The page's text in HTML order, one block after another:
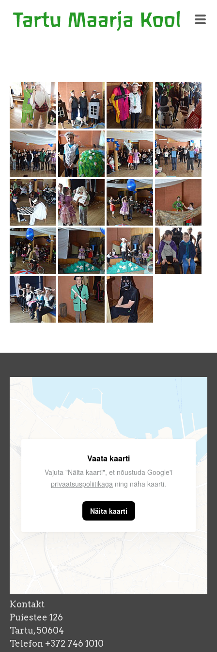
Vaata kaarti
Vajuta "Näita kaarti", et nõustuda Google'i
privaatsuspoliitikaga ning näha kaarti.
Näita kaarti
Kontakt
Puiestee 126
Tartu, 50604
Telefon +372 746 1010